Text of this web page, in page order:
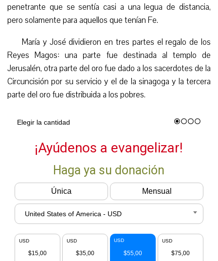
penetrante que se sentía casi a una legua de distancia,
pero solamente para aquellos que tenían Fe.
María y José dividieron en tres partes el regalo de los
Reyes Magos: una parte fue destinada al templo de
Jerusalén, otra parte del oro fue dado a los sacerdotes de la
Circuncisión por su servicio y el de la sinagoga y la tercera
parte del oro fue distribuida a los pobres.